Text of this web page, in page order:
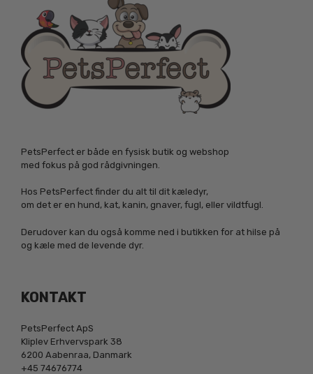
PetsPerfect er både en fysisk butik og webshop
med fokus på god rådgivningen.
Hos PetsPerfect finder du alt til dit kæledyr,
om det er en hund, kat, kanin, gnaver, fugl, eller vildtfugl.
Derudover kan du også komme ned i butikken for at hilse på
og kæle med de levende dyr.
KONTAKT
PetsPerfect ApS
Kliplev Erhvervspark 38
6200 Aabenraa, Danmark
+45 74676774